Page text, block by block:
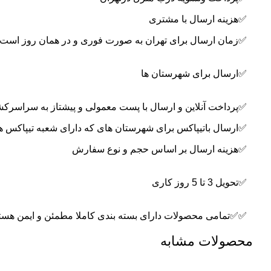
✅هزینه ارسال با مشتری
✅زمان ارسال برای تهران به صورت فوری و در همان روز است
✅ارسال برای شهرستان ها
✅پرداخت آنلاین و ارسال با پست معمولی و پیشتاز به
✅ارسال باتیپاکس برای شهرستان های که دارای شعبه تیپاکس
✅هزینه ارسال بر اساس حجم و نوع سفارش
✅تحویل 3 تا 5 روز کاری
✅✅تمامی محصولات دارای بسته بندی کاملا مطمئن و ایمن
محصولات مشابه